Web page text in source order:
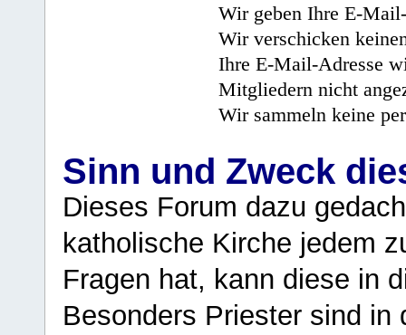
Wir geben Ihre E-
Wir verschicken
Ihre E-Mail-Adresse
Mitgliedern nicht
Wir sammeln keine
Sinn und Zweck
Dieses Forum dazu
katholische Kirche jedem
Fragen hat, kann diese in
Besonders Priester sind in